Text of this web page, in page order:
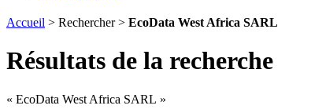
Accueil > Rechercher > EcoData West Africa SARL
Résultats de la recherche
« EcoData West Africa SARL »